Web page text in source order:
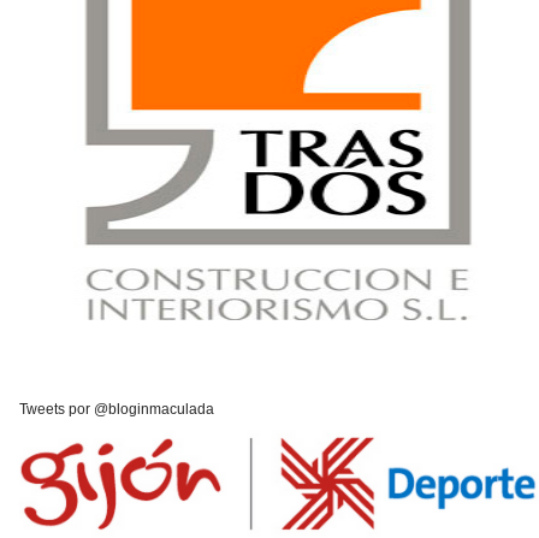
Tweets por @bloginmaculada